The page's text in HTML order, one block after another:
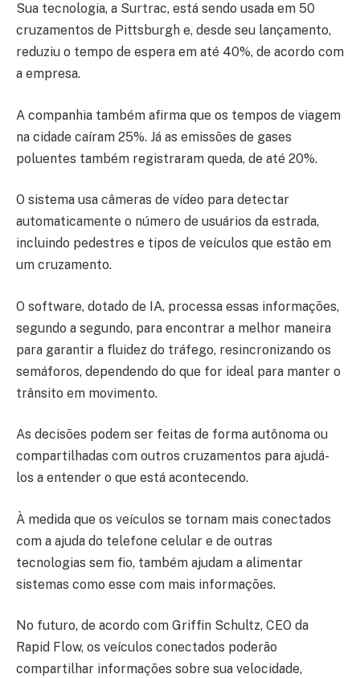
Sua tecnologia, a Surtrac, está sendo usada em 50
cruzamentos de Pittsburgh e, desde seu lançamento,
reduziu o tempo de espera em até 40%, de acordo com
a empresa.
A companhia também afirma que os tempos de viagem
na cidade caíram 25%. Já as emissões de gases
poluentes também registraram queda, de até 20%.
O sistema usa câmeras de vídeo para detectar
automaticamente o número de usuários da estrada,
incluindo pedestres e tipos de veículos que estão em
um cruzamento.
O software, dotado de IA, processa essas informações,
segundo a segundo, para encontrar a melhor maneira
para garantir a fluidez do tráfego, resincronizando os
semáforos, dependendo do que for ideal para manter o
trânsito em movimento.
As decisões podem ser feitas de forma autônoma ou
compartilhadas com outros cruzamentos para ajudá-
los a entender o que está acontecendo.
À medida que os veículos se tornam mais conectados
com a ajuda do telefone celular e de outras
tecnologias sem fio, também ajudam a alimentar
sistemas como esse com mais informações.
No futuro, de acordo com Griffin Schultz, CEO da
Rapid Flow, os veículos conectados poderão
compartilhar informações sobre sua velocidade,